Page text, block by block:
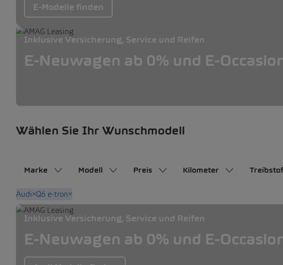
E-Modelle finden
Inklusive Versicherung, Service und Reifen
E-Neuwagen ab 0% und E-
Wählen Sie Ihr Wunschmodell
Marke Modell Preis Kilometer
Audi Q6 e-tron
Inklusive Versicherung, Service und Reifen
E-Neuwagen ab 0% und E-